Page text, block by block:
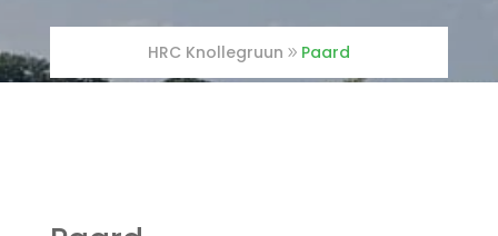
Inloggen manegeplan
HRC Knollegruun Paard